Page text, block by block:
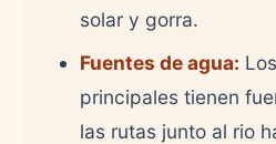
solar y gorra.
Fuentes de agua:
principales tienen
las rutas junto al rio